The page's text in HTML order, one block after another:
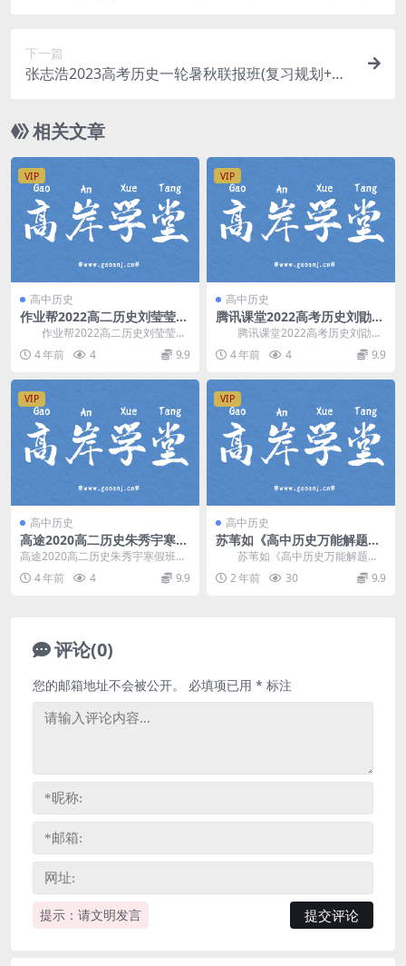
下一篇
张志浩2023高考历史一轮暑秋联报班(复习规划+知
相关文章
VIP
高中历史
作业帮2022高二历史刘莹莹春
季尖端班 百度网盘分享
作业帮2022高二历史刘莹莹春
季尖端班，百度网盘分享高中历史
课程9.74G高...
4 年前 4 9.9
VIP
高中历史
腾讯课堂2022高考历史刘勖雯
押题课 网盘分享
腾讯课堂2022高考历史刘勖雯
押题课，网盘分享高考历史复习押
题课程637M高...
4 年前 4 9.9
VIP
高中历史
高途2020高二历史朱秀宇寒假
班（完结）（2.04G高清视
频）百度网盘分享
高途2020高二历史朱秀宇寒假班，
完结版百度网盘高中历史课程2.04
G高清视频。...
4 年前 4 9.9
VIP
高中历史
苏苇如《高中历史万能解题方
法课13讲视频》 百度网盘分享
苏苇如《高中历史万能解题方
法课13讲视频》，每一章分为理论
篇和实战篇两个小节...
2 年前 30 9.9
评论(0)
提示：请文明发言
您的邮箱地址不会被公开。 必填项已用 * 标注